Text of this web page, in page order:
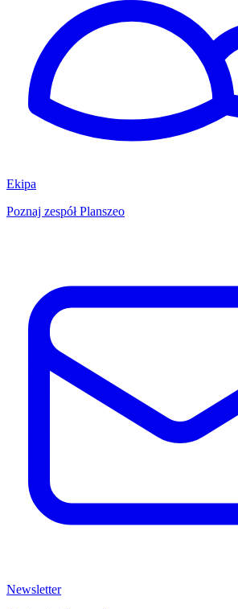
Ekipa
Poznaj zespół Planszeo
Newsletter